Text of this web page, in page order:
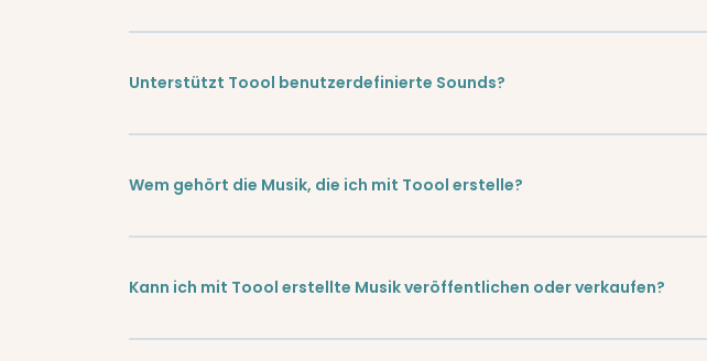
Unterstützt Toool benutzerdefinierte Sounds?
Wem gehört die Musik, die ich mit Toool erstelle?
Kann ich mit Toool erstellte Musik veröffentlichen oder verkaufen?